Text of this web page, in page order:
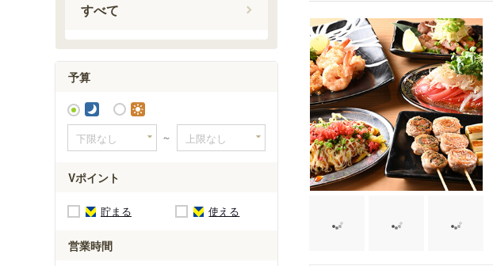
すべて
予算
～
Vポイント
貯まる 使える
営業時間